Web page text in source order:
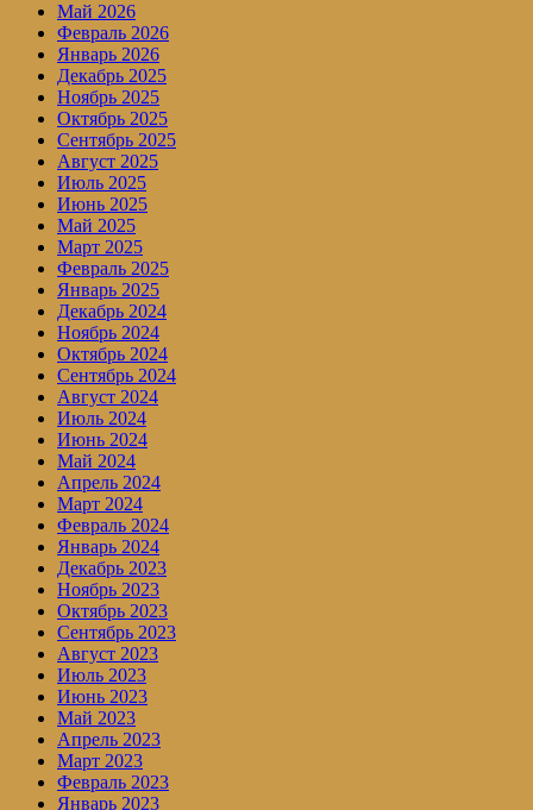
Май 2026
Февраль 2026
Январь 2026
Декабрь 2025
Ноябрь 2025
Октябрь 2025
Сентябрь 2025
Август 2025
Июль 2025
Июнь 2025
Май 2025
Март 2025
Февраль 2025
Январь 2025
Декабрь 2024
Ноябрь 2024
Октябрь 2024
Сентябрь 2024
Август 2024
Июль 2024
Июнь 2024
Май 2024
Апрель 2024
Март 2024
Февраль 2024
Январь 2024
Декабрь 2023
Ноябрь 2023
Октябрь 2023
Сентябрь 2023
Август 2023
Июль 2023
Июнь 2023
Май 2023
Апрель 2023
Март 2023
Февраль 2023
Январь 2023